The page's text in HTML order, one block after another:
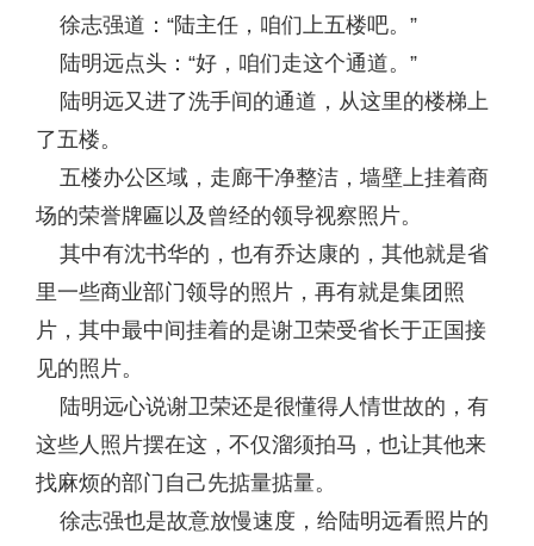
徐志强道：“陆主任，咱们上五楼吧。”
陆明远点头：“好，咱们走这个通道。”
陆明远又进了洗手间的通道，从这里的楼梯上
了五楼。
五楼办公区域，走廊干净整洁，墙壁上挂着商
场的荣誉牌匾以及曾经的领导视察照片。
其中有沈书华的，也有乔达康的，其他就是省
里一些商业部门领导的照片，再有就是集团照
片，其中最中间挂着的是谢卫荣受省长于正国接
见的照片。
陆明远心说谢卫荣还是很懂得人情世故的，有
这些人照片摆在这，不仅溜须拍马，也让其他来
找麻烦的部门自己先掂量掂量。
徐志强也是故意放慢速度，给陆明远看照片的